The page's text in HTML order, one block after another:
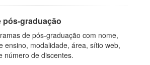
pós-graduação
de pós-graduação com nome,
ensino, modalidade, área, sítio web,
número de discentes.